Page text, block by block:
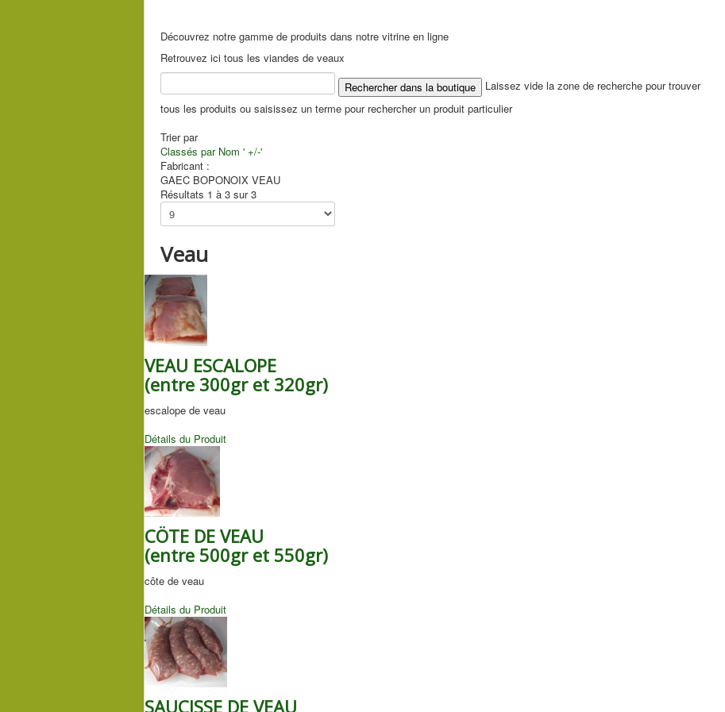
Découvrez notre gamme de produits dans notre vitrine en ligne
Retrouvez ici tous les viandes de veaux
Laissez vide la zone de recherche pour trouver
tous les produits ou saisissez un terme pour rechercher un produit particulier
Trier par
Classés par Nom ' +/-'
Fabricant :
GAEC BOPONOIX VEAU
Résultats 1 à 3 sur 3
Veau
VEAU ESCALOPE
(entre 300gr et 320gr)
escalope de veau
Détails du Produit
CÖTE DE VEAU
(entre 500gr et 550gr)
côte de veau
Détails du Produit
SAUCISSE DE VEAU